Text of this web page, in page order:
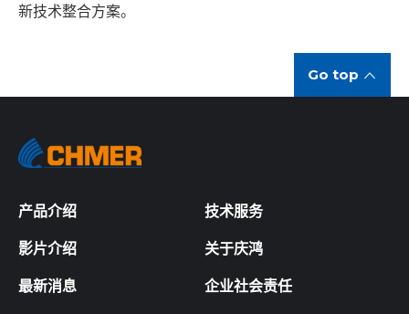
新技术整合方案。
Go top
产品介绍 技术服务
影片介绍 关于庆鸿
最新消息 企业社会责任